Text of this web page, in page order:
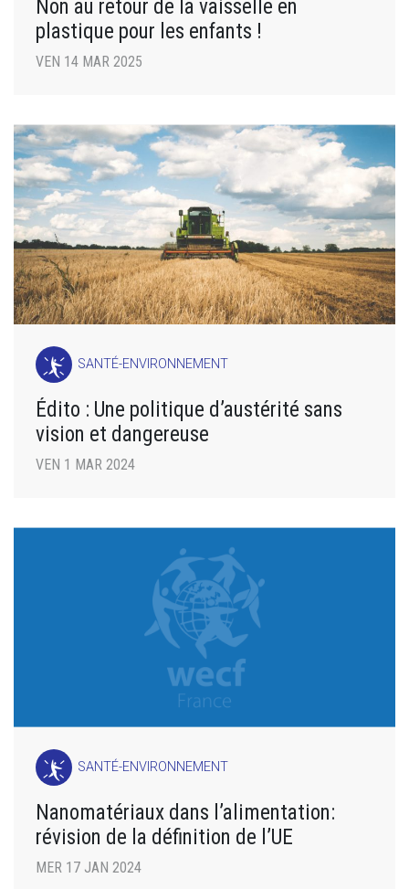
Non au retour de la vaisselle en
plastique pour les enfants !
VEN 14 MAR 2025
SANTÉ-ENVIRONNEMENT
Édito : Une politique d’austérité sans
vision et dangereuse
VEN 1 MAR 2024
SANTÉ-ENVIRONNEMENT
Nanomatériaux dans l’alimentation:
révision de la définition de l’UE
MER 17 JAN 2024